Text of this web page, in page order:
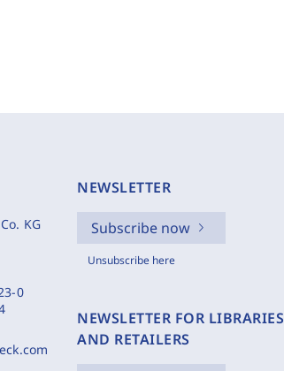
KG
0
NEWSLETTER
Subscribe now
Unsubscribe here
NEWSLETTER FOR LIBRARIES
AND RETAILERS